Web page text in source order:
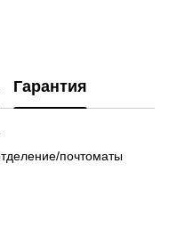
Гарантия
почтоматы